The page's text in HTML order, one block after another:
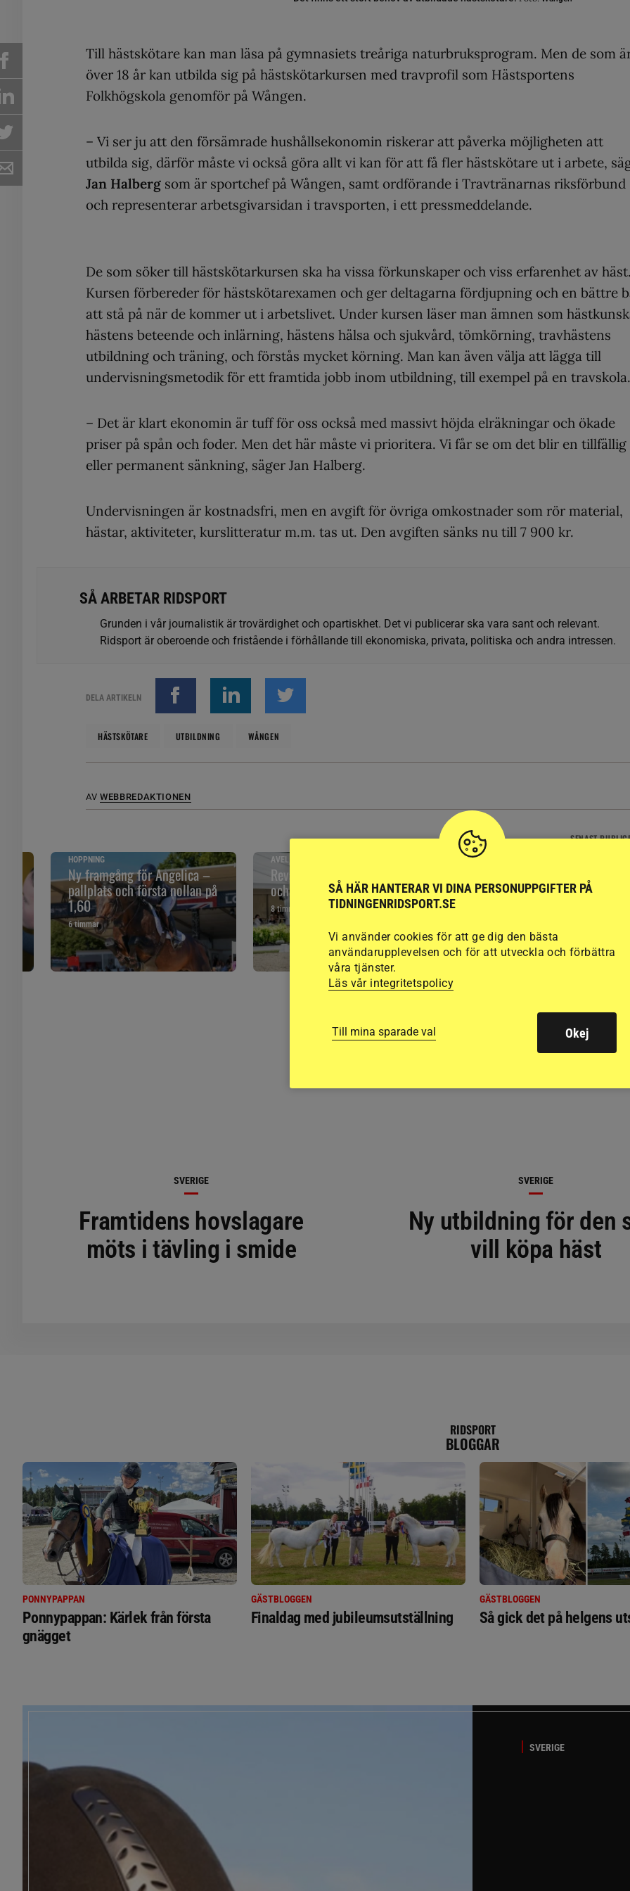
Till hästskötare kan man läsa på gymnasiets treåriga naturbruksprogram. Men de som
över 18 år kan utbilda sig på hästskötarkursen med travprofil som Hästsportens
Folkhögskola genomför på Wången.
– Vi ser ju att den försämrade hushållsekonomin riskerar att påverka möjligheten att
utbilda sig, därför måste vi också göra allt vi kan för att få fler hästskötare ut i arbete,
Jan Halberg som är sportchef på Wången, samt ordförande i Travtränarnas riksförbund
och representerar arbetsgivarsidan i travsporten, i ett pressmeddelande.
De som söker till hästskötarkursen ska ha vissa förkunskaper och viss erfarenhet av
Kursen förbereder för hästskötarexamen och ger deltagarna fördjupning och en bättre
att stå på när de kommer ut i arbetslivet. Under kursen läser man ämnen som
hästens beteende och inlärning, hästens hälsa och sjukvård, tömkörning, travhästens
utbildning och träning, och förstås mycket körning. Man kan även välja att lägga till
undervisningsmetodik för ett framtida jobb inom utbildning, till exempel på en travskola.
– Det är klart ekonomin är tuff för oss också med massivt höjda elräkningar och ökade
priser på spån och foder. Men det här måste vi prioritera. Vi får se om det blir en tillfällig
eller permanent sänkning, säger Jan Halberg.
Undervisningen är kostnadsfri, men en avgift för övriga omkostnader som rör material,
hästar, aktiviteter, kurslitteratur m.m. tas ut. Den avgiften sänks nu till 7 900 kr.
SÅ ARBETAR RIDSPORT
Grunden i vår journalistik är trovärdighet och opartiskhet. Det vi publicerar ska vara sant och relevant.
Ridsport är oberoende och fristående i förhållande till ekonomiska, privata, politiska och andra intressen.
DELA ARTIKELN
HÄSTSKÖTARE UTBILDNING WÅNGEN
AV WEBBREDAKTIONEN
SENAST
HOPPNING
Ny framgång för Angelica –
pallplats och första nollan på
1,60
6 timmar
AVEL, DRESSYR
Revanschsegern tar Linnéa
och ”Sune” vidare till final
8 timmar
SVERIGE
Ponnyn Ettan var försvunnen
i två dygn – försökte räddas
SVERIGE
Framtidens hovslagare
möts i tävling i smide
SVERIGE
Ny utbildning för den
vill köpa häst
RIDSPORT
BLOGGAR
PONNYPAPPAN
Ponnypappan: Kärlek från första
gnägget
GÄSTBLOGGEN
Finaldag med jubileumsutställning
GÄSTBLOGGEN
Så gick det på helgens
SVERIGE
SÅ HÄR HANTERAR VI DINA PERSONUPPGIFTER PÅ
TIDNINGENRIDSPORT.SE
Vi använder cookies för att ge dig den bästa
användarupplevelsen och för att utveckla och förbättra
våra tjänster.
Läs vår integritetspolicy
Till mina sparade val Okej